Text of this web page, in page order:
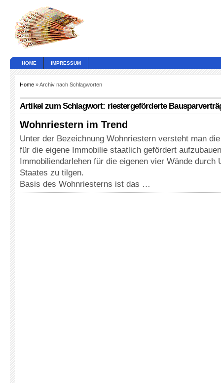
HOME IMPRESSUM
Home » Archiv nach Schlagworten
Artikel zum Schlagwort: riestergeförderte
Wohnriestern im Trend
Unter der Bezeichnung Wohnriestern versteht man
für die eigene Immobilie staatlich gefördert
Immobiliendarlehen für die eigenen vier Wände durch
Staates zu tilgen.
Basis des Wohnriesterns ist das …